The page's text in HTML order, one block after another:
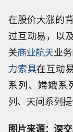
在股价大涨的
过互动易，以
关商业航天业
力索具在互动
系列、嫦娥系
列、天问系列
图片来源：深